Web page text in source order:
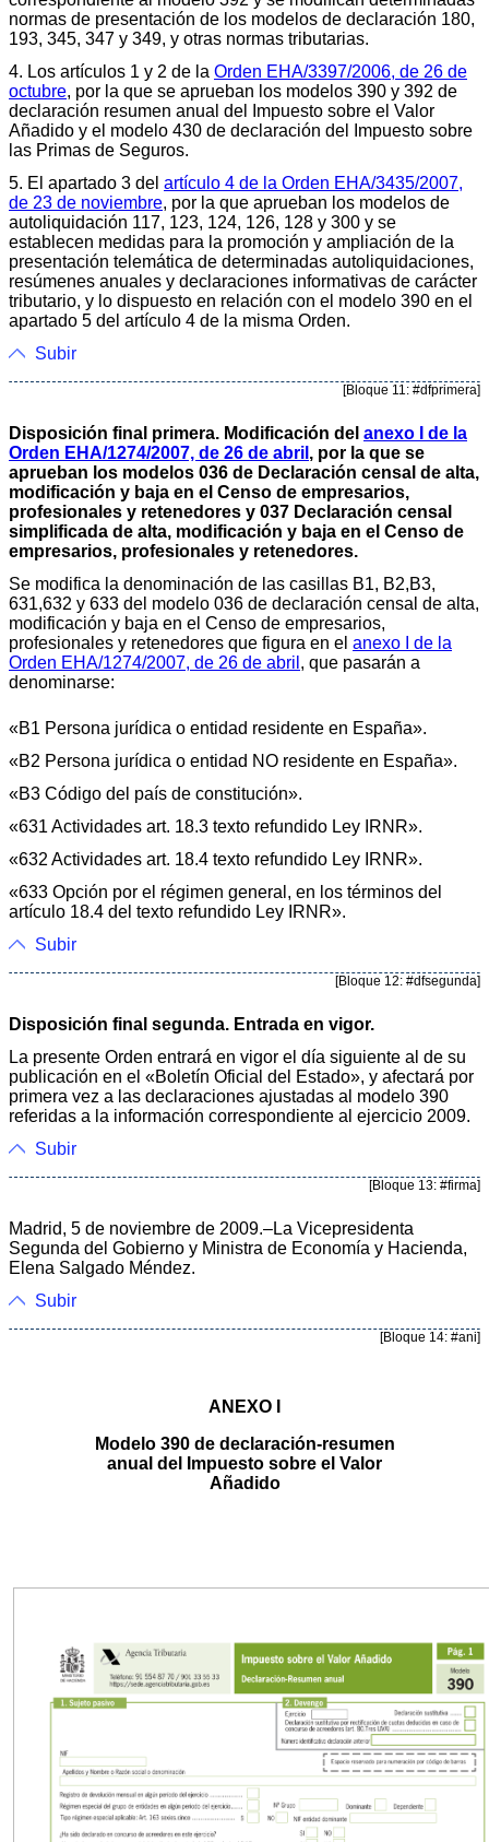
normas de presentación de los modelos de declaración 180,
193, 345, 347 y 349, y otras normas tributarias.
4. Los artículos 1 y 2 de la Orden EHA/3397/2006, de 26 de
octubre, por la que se aprueban los modelos 390 y 392 de
declaración resumen anual del Impuesto sobre el Valor
Añadido y el modelo 430 de declaración del Impuesto sobre
las Primas de Seguros.
5. El apartado 3 del artículo 4 de la Orden EHA/3435/2007,
de 23 de noviembre, por la que aprueban los modelos de
autoliquidación 117, 123, 124, 126, 128 y 300 y se
establecen medidas para la promoción y ampliación de la
presentación telemática de determinadas autoliquidaciones,
resúmenes anuales y declaraciones informativas de carácter
tributario, y lo dispuesto en relación con el modelo 390 en el
apartado 5 del artículo 4 de la misma Orden.
Subir
[Bloque 11: #dfprimera]
Disposición final primera. Modificación del anexo I de la
Orden EHA/1274/2007, de 26 de abril , por la que se
aprueban los modelos 036 de Declaración censal de alta,
modificación y baja en el Censo de empresarios,
profesionales y retenedores y 037 Declaración censal
simplificada de alta, modificación y baja en el Censo de
empresarios, profesionales y retenedores.
Se modifica la denominación de las casillas B1, B2,B3,
631,632 y 633 del modelo 036 de declaración censal de alta,
modificación y baja en el Censo de empresarios,
profesionales y retenedores que figura en el anexo I de la
Orden EHA/1274/2007, de 26 de abril , que pasarán a
denominarse:
«B1 Persona jurídica o entidad residente en España».
«B2 Persona jurídica o entidad NO residente en España».
«B3 Código del país de constitución».
«631 Actividades art. 18.3 texto refundido Ley IRNR».
«632 Actividades art. 18.4 texto refundido Ley IRNR».
«633 Opción por el régimen general, en los términos del
artículo 18.4 del texto refundido Ley IRNR».
Subir
[Bloque 12: #dfsegunda]
Disposición final segunda. Entrada en vigor.
La presente Orden entrará en vigor el día siguiente al de su
publicación en el «Boletín Oficial del Estado», y afectará por
primera vez a las declaraciones ajustadas al modelo 390
referidas a la información correspondiente al ejercicio 2009.
Subir
[Bloque 13: #firma]
Madrid, 5 de noviembre de 2009.–La Vicepresidenta
Segunda del Gobierno y Ministra de Economía y Hacienda,
Elena Salgado Méndez.
Subir
[Bloque 14: #ani]
ANEXO I
Modelo 390 de declaración-resumen
anual del Impuesto sobre el Valor
Añadido